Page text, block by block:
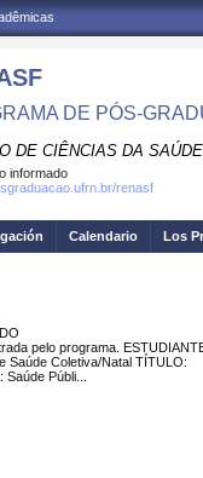
DE PÓS-
DE CIÊNCIAS DA SAÚDE
informado
renasf
Calendario Los
pelo programa.
Saúde Coletiva/Natal
Públi...